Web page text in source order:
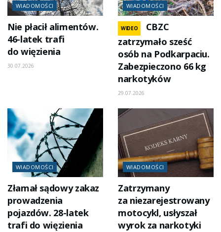
WIADOMOŚCI
Nie płacił alimentów.
46-latek trafi
do więzienia
30.07.2026
WIADOMOŚCI
WIDEO
CBZC
zatrzymało sześć
osób na Podkarpaciu.
Zabezpieczono 66 kg
narkotyków
29.07.2026
WIADOMOŚCI
Złamał sądowy zakaz
prowadzenia
pojazdów. 28-latek
trafi do więzienia
WIADOMOŚCI
Zatrzymany
za niezarejestrowany
motocykl, usłyszał
wyrok za narkotyki